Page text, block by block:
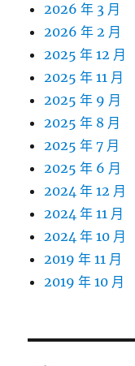
2026 年 3 月
2026 年 2 月
2025 年 12 月
2025 年 11 月
2025 年 9 月
2025 年 8 月
2025 年 7 月
2025 年 6 月
2024 年 12 月
2024 年 11 月
2024 年 10 月
2019 年 11 月
2019 年 10 月